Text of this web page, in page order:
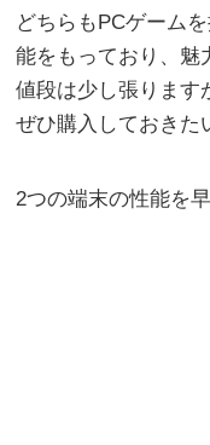
どちらもPCゲーム
能をもっており、魅
値段は少し張ります
ぜひ購入しておきた
2つの端末の性能を